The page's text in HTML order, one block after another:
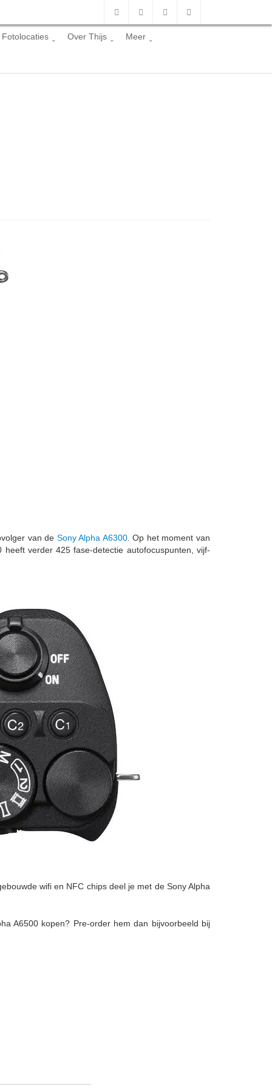
Fotolocaties Over Thijs Meer
van de Sony Alpha A6300. Op het moment van
verder 425 fase-detectie autofocuspunten, vijf-
wifi en NFC chips deel je met de Sony Alpha
A6500 kopen? Pre-order hem dan bijvoorbeeld bij